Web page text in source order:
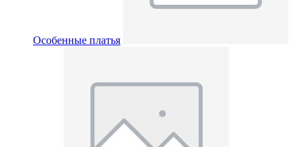
Особенные платья